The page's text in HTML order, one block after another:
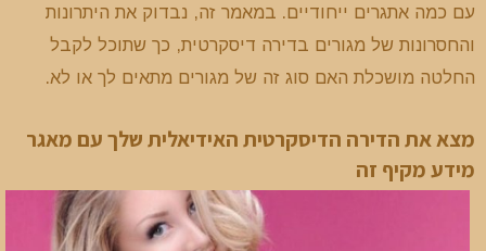
עם כמה אתגרים ייחודיים. במאמר זה, נבדוק את היתרונות
והחסרונות של מגורים בדירה דיסקרטית, כך שתוכל לקבל
החלטה מושכלת האם סוג זה של מגורים מתאים לך או לא.
מצא את הדירה הדיסקרטית האידיאלית שלך עם מאגר
מידע מקיף זה